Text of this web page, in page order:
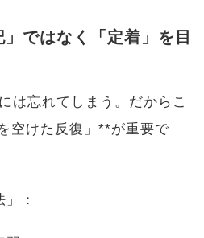
ではなく「定着」を目
は忘れてしまう。だからこ
空けた反復」**が重要で
：